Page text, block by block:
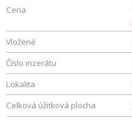
Cena
Vložené
Číslo inzerátu
Lokalita
Celková úžitková plocha